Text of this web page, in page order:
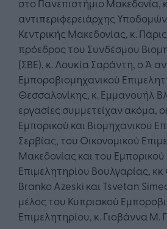
στο Πανεπιστήμιο Μακεδονία,
αντιπεριφερειάρχης
Κεντρικής Μακεδονίας, κ.
πρόεδρος του Συνδέσμου
(ΣΒΕ), κ. Λουκία Σαράντη, ο Ά
Εμποροβιομηχανικού
Θεσσαλονίκης, κ. Εμμανουήλ
εργασίες συμμετείχαν ακόμα,
Εμπορικού και Βιομηχανικού
Σερβίας, του Οικονομικού
Μακεδονίας και του Εμπορικού
Επιμελητηρίου Βουλγαρίας,
Branko Azeski και Tsvetan
μέλος του Κυπριακού
Επιμελητηρίου, κ. Γιοβάννα Μ.